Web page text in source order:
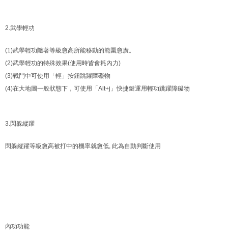
2.武學輕功
(1)武學輕功隨著等級愈高所能移動的範圍愈廣。
(2)武學輕功的特殊效果(使用時皆會耗內力)
(3)戰鬥中可使用「輕」按鈕跳躍障礙物
(4)在大地圖一般狀態下，可使用「Alt+j」快捷鍵運用輕功跳躍障礙物
3.閃躲縱躍
閃躲縱躍等級愈高被打中的機率就愈低, 此為自動判斷使用
內功功能